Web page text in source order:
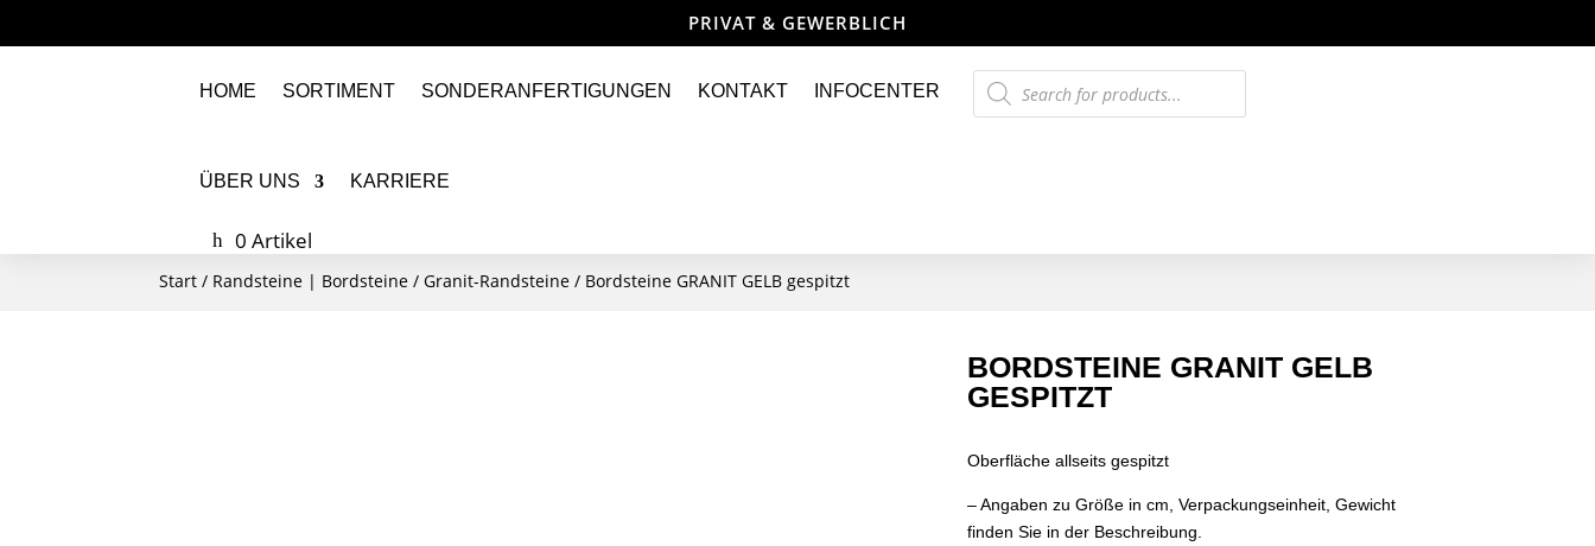
PRIVAT & GEWERBLICH
HOME SORTIMENT SONDERANFERTIGUNGEN KONTAKT INFOCENTER
ÜBER UNS KARRIERE
0 Artikel
Products
search
Start / Randsteine | Bordsteine /Granit-Randsteine / Bordsteine GRANIT GELB gespitzt
BORDSTEINE GRANIT GELB
GESPITZT
Oberfläche allseits gespitzt
– Angaben zu Größe in cm, Verpackungseinheit, Gewicht
finden Sie in der Beschreibung.